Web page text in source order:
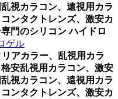
視カラコン、遠視用カラ
ンタクトレンズ、激安カ
門のシリコン ハイドロ
ゲル
アカラー、乱視用カラ
安乱視用カラコン、激安
視カラコン、遠視用カラ
ンタクトレンズ、激安カ